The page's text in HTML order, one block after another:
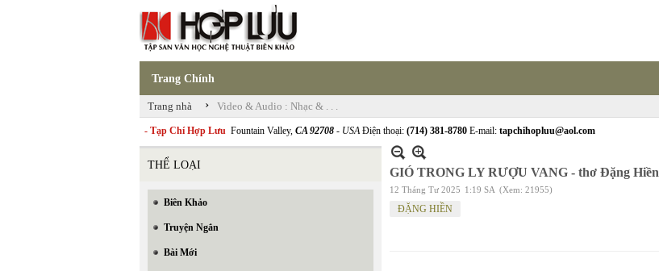
Trang Chính
Trang nhà › Video & Audio : Nhạc & . . .
- Tạp Chí Hợp Lưu Fountain Valley, CA 92708 - USAĐiện thoại: (714) 381-8780 E-mail: tapchihopluu@aol.com
THỂ LOẠI
Biên Khảo
Truyện Ngắn
Bài Mới
GIÓ TRONG LY RƯỢU VANG - thơ Đặng Hiền
12 Tháng Tư 2025 1:19 SA (Xem: 21955)
ĐẶNG HIỀN